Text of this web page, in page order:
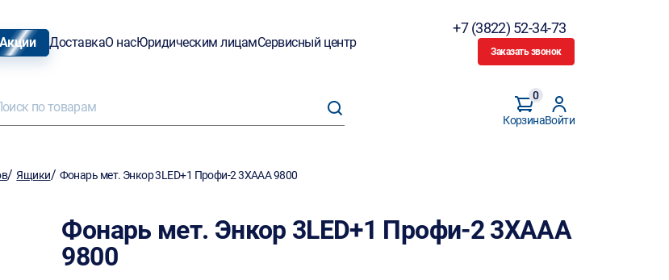
Акции ДоставкаО насЮридическим лицамСервисный центр
+7 (3822) 52-34-73
Заказать звонок
Корзина
0
Войти
/Ящики/ Фонарь мет. Энкор 3LED+1 Профи-2 3ХААА 9800
Фонарь мет. Энкор 3LED+1 Профи-2 3ХААА
9800